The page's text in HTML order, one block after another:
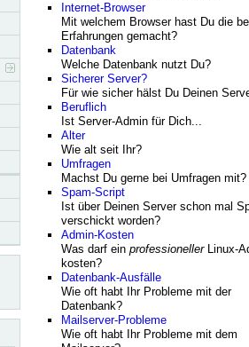
Internet-Browser
Mit welchem Browser hast Du die
Erfahrungen gemacht?
Datenbank
Welche Datenbank nutzt Du?
Sicherer Server?
Für wie sicher hälst Du Deinen
Beruflich
Ist Server-Admin für Dich...
Alter
Wie alt seit Ihr?
Umfragen
Machst Du gerne bei Umfragen mit?
Spam-Script
Ist über Deinen Server schon mal
verschickt worden?
Admin-Kosten
Was darf ein professionellerLinux-
kosten?
Datenbank-Ausfälle
Wie oft habt Ihr Probleme mit der
Datenbank?
Mailserver-Probleme
Wie oft habt Ihr Probleme mit dem